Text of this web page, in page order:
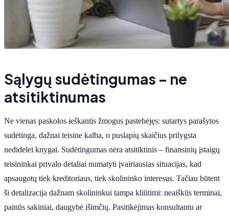
Sąlygų sudėtingumas – ne
atsitiktinumas
Ne vienas paskolos ieškantis žmogus pastebėjęs: sutartys parašytos
sudėtinga, dažnai teisine kalba, o puslapių skaičius prilygsta
nedidelei knygai. Sudėtingumas nėra atsitiktinis – finansinių įstaigų
teisininkai privalo detaliai numatyti įvairiausias situacijas, kad
apsaugotų tiek kreditoriaus, tiek skolininko interesus. Tačiau būtent
ši detalizacija dažnam skolininkui tampa kliūtimi: neaiškūs terminai,
painūs sakiniai, daugybė išimčių. Pasitikėjimas konsultantu ar